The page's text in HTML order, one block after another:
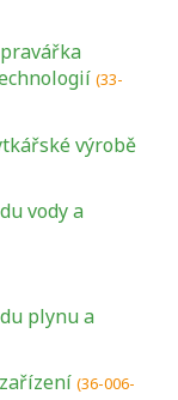
(33-
výrobě
vody a
plynu a
(36-006-